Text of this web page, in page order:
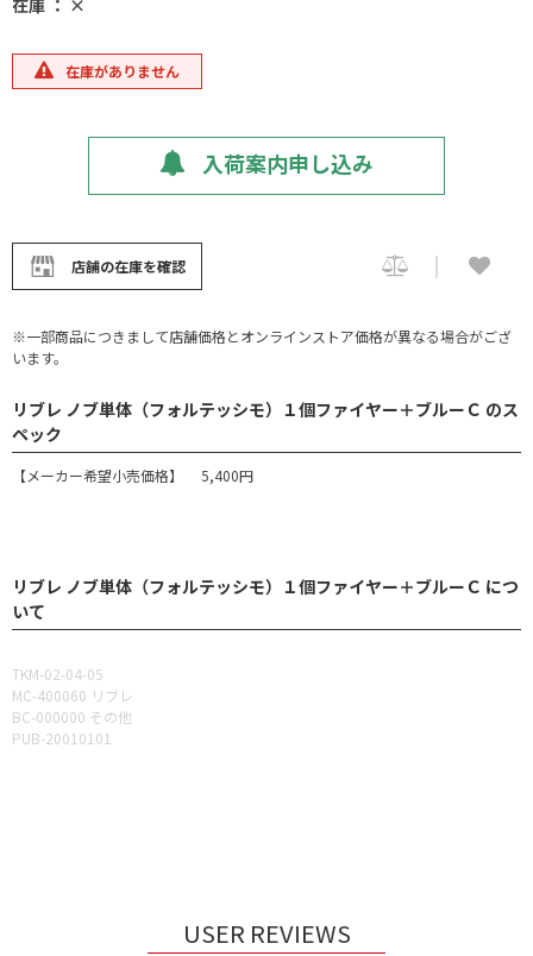
在庫 ： ×
在庫がありません
入荷案内申し込み
店舗の在庫を確認
※一部商品につきまして店舗価格とオンラインストア価格が異なる場合がござ
います。
リブレ ノブ単体（フォルテッシモ）１個ファイヤー＋ブルーＣ のス
ペック
【メーカー希望小売価格】 5,400円
リブレ ノブ単体（フォルテッシモ）１個ファイヤー＋ブルーＣ につ
いて
TKM-02-04-05
MC-400060 リブレ
BC-000000 その他
PUB-20010101
USER REVIEWS